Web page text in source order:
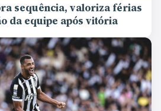
sequência, valoriza férias
da equipe após vitória